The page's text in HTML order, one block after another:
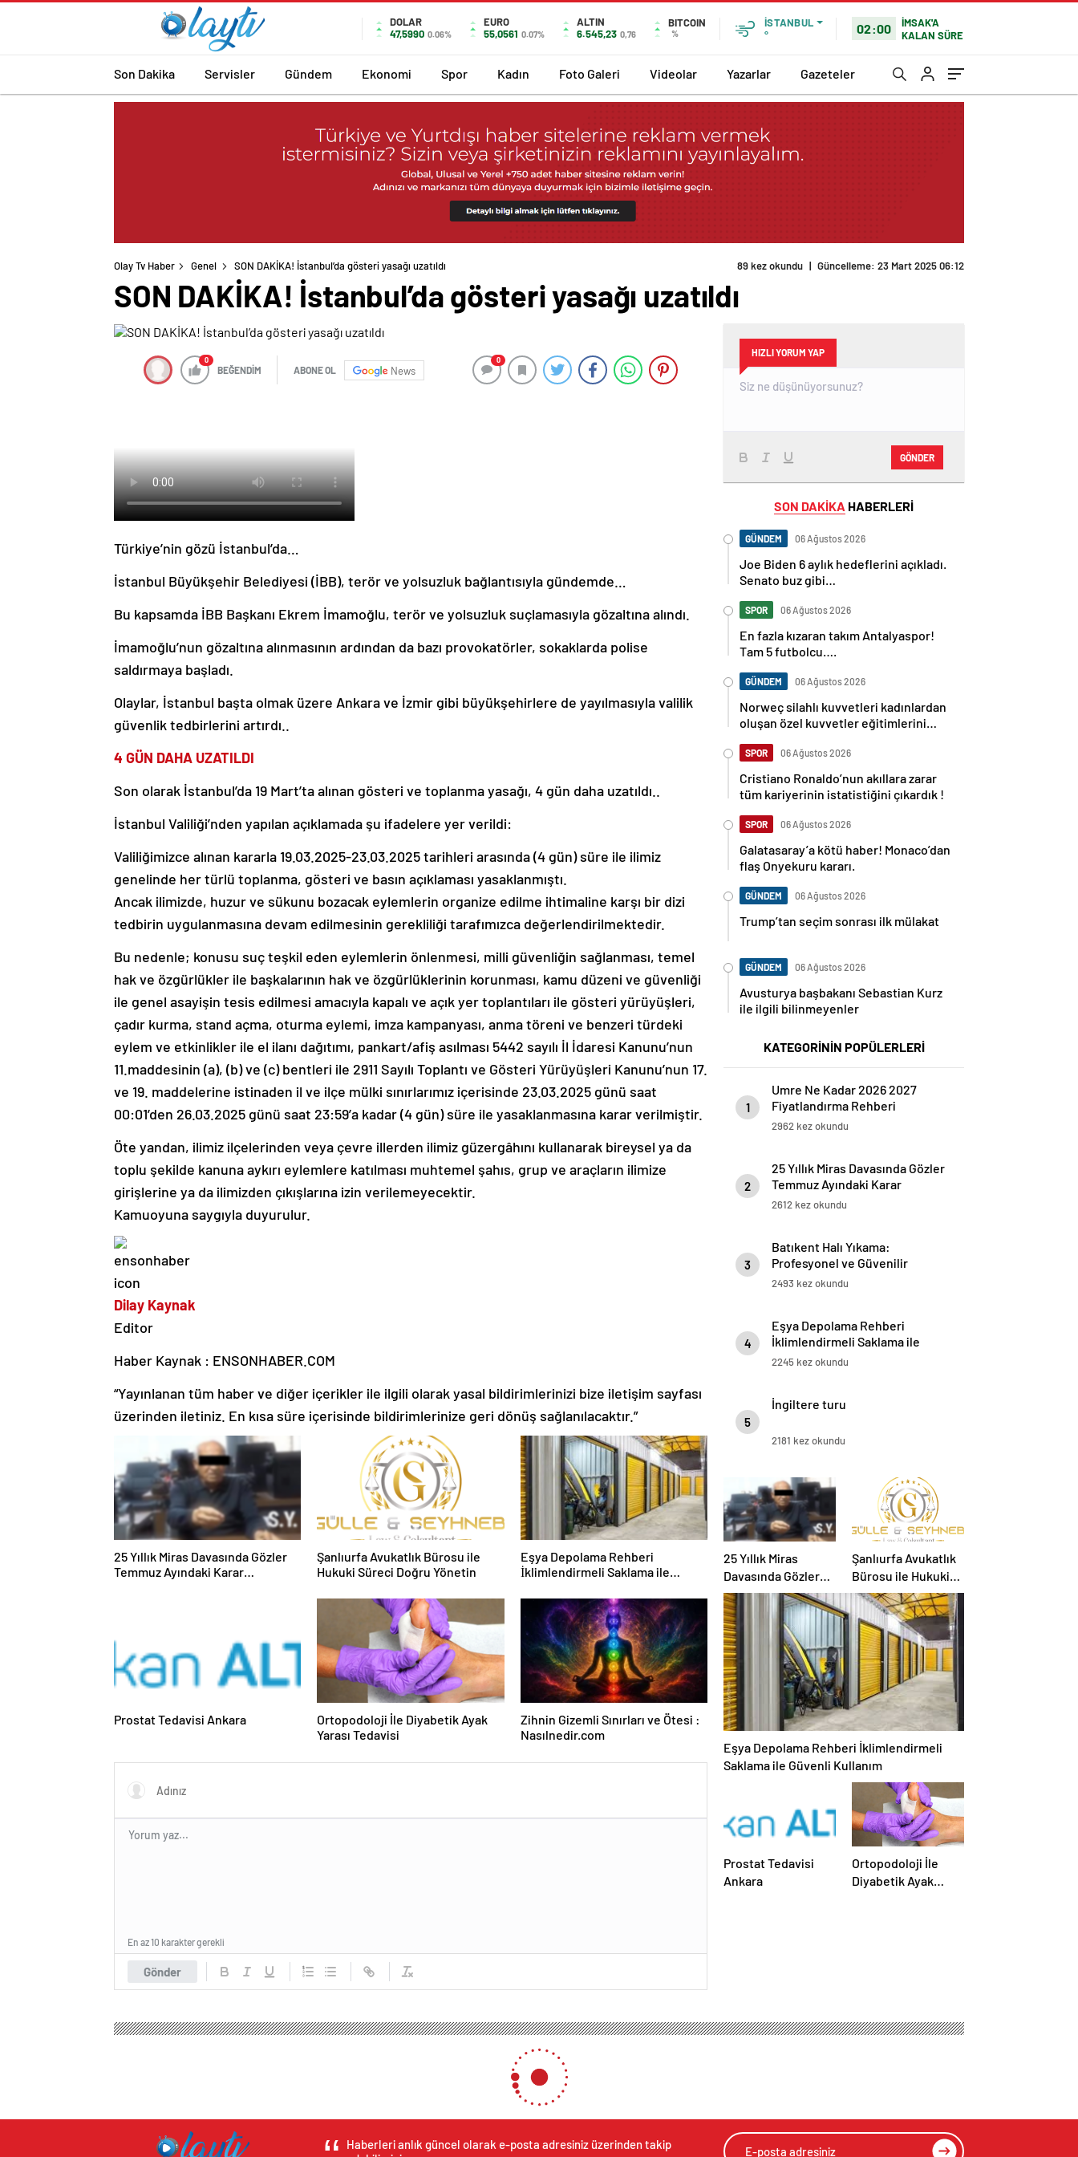
DOLAR
47,5990 0.06%
EURO
55,0561 0.07%
ALTIN
6.545,23 0,76
BITCOIN
%
İSTANBUL
°
02:00
İMSAK'A
KALAN SÜRE
Son Dakika Servisler Gündem Ekonomi Spor Kadın Foto Galeri Videolar Yazarlar Gazeteler
Olay Tv Haber Genel SON DAKİKA! İstanbul’da gösteri yasağı uzatıldı 89 kez okundu | Güncelleme: 23 Mart 2025 06:12
SON DAKİKA! İstanbul’da gösteri yasağı uzatıldı
0
BEĞENDİM ABONE OL News
0
Türkiye’nin gözü İstanbul’da…
İstanbul Büyükşehir Belediyesi (İBB), terör ve yolsuzluk bağlantısıyla gündemde…
Bu kapsamda İBB Başkanı Ekrem İmamoğlu, terör ve yolsuzluk suçlamasıyla gözaltına alındı.
İmamoğlu’nun gözaltına alınmasının ardından da bazı provokatörler, sokaklarda polise
saldırmaya başladı.
Olaylar, İstanbul başta olmak üzere Ankara ve İzmir gibi büyükşehirlere de yayılmasıyla valilik
güvenlik tedbirlerini artırdı..
4 GÜN DAHA UZATILDI
Son olarak İstanbul’da 19 Mart’ta alınan gösteri ve toplanma yasağı, 4 gün daha uzatıldı..
İstanbul Valiliği’nden yapılan açıklamada şu ifadelere yer verildi:
Valiliğimizce alınan kararla 19.03.2025-23.03.2025 tarihleri arasında (4 gün) süre ile ilimiz
genelinde her türlü toplanma, gösteri ve basın açıklaması yasaklanmıştı.
Ancak ilimizde, huzur ve sükunu bozacak eylemlerin organize edilme ihtimaline karşı bir dizi
tedbirin uygulanmasına devam edilmesinin gerekliliği tarafımızca değerlendirilmektedir.
Bu nedenle; konusu suç teşkil eden eylemlerin önlenmesi, milli güvenliğin sağlanması, temel
hak ve özgürlükler ile başkalarının hak ve özgürlüklerinin korunması, kamu düzeni ve güvenliği
ile genel asayişin tesis edilmesi amacıyla kapalı ve açık yer toplantıları ile gösteri yürüyüşleri,
çadır kurma, stand açma, oturma eylemi, imza kampanyası, anma töreni ve benzeri türdeki
eylem ve etkinlikler ile el ilanı dağıtımı, pankart/afiş asılması 5442 sayılı İl İdaresi Kanunu’nun
11.maddesinin (a), (b) ve (c) bentleri ile 2911 Sayılı Toplantı ve Gösteri Yürüyüşleri Kanunu’nun 17.
ve 19. maddelerine istinaden il ve ilçe mülki sınırlarımız içerisinde 23.03.2025 günü saat
00:01’den 26.03.2025 günü saat 23:59’a kadar (4 gün) süre ile yasaklanmasına karar verilmiştir.
Öte yandan, ilimiz ilçelerinden veya çevre illerden ilimiz güzergâhını kullanarak bireysel ya da
toplu şekilde kanuna aykırı eylemlere katılması muhtemel şahıs, grup ve araçların ilimize
girişlerine ya da ilimizden çıkışlarına izin verilemeyecektir.
Kamuoyuna saygıyla duyurulur.
Dilay Kaynak
Editor
Haber Kaynak : ENSONHABER.COM
“Yayınlanan tüm haber ve diğer içerikler ile ilgili olarak yasal bildirimlerinizi bize iletişim sayfası
üzerinden iletiniz. En kısa süre içerisinde bildirimlerinize geri dönüş sağlanılacaktır.”
25 Yıllık Miras Davasında Gözler
Temmuz Ayındaki Karar
Şanlıurfa Avukatlık Bürosu ile
Hukuki Süreci Doğru Yönetin
Eşya Depolama Rehberi
İklimlendirmeli Saklama ile
Prostat Tedavisi Ankara
Ortopodoloji İle Diyabetik Ayak
Yarası Tedavisi
Zihnin Gizemli Sınırları ve Ötesi :
Nasılnedir.com
Gönder
En az 10 karakter gerekli
HIZLI YORUM YAP
GÖNDER
SON DAKİKA HABERLERİ
GÜNDEM 06 Ağustos 2026
Joe Biden 6 aylık hedeflerini açıkladı.
Senato buz gibi…
SPOR 06 Ağustos 2026
En fazla kızaran takım Antalyaspor!
Tam 5 futbolcu….
GÜNDEM 06 Ağustos 2026
Norweç silahlı kuvvetleri kadınlardan
oluşan özel kuvvetler eğitimlerini
SPOR 06 Ağustos 2026
Cristiano Ronaldo’nun akıllara zarar
tüm kariyerinin istatistiğini çıkardık !
SPOR 06 Ağustos 2026
Galatasaray’a kötü haber! Monaco’dan
flaş Onyekuru kararı.
GÜNDEM 06 Ağustos 2026
Trump’tan seçim sonrası ilk mülakat
GÜNDEM 06 Ağustos 2026
Avusturya başbakanı Sebastian Kurz
ile ilgili bilinmeyenler
KATEGORİNİN POPÜLERLERİ
1
Umre Ne Kadar 2026 2027
Fiyatlandırma Rehberi
2962 kez okundu
2
25 Yıllık Miras Davasında Gözler
Temmuz Ayındaki Karar
Duruşmasına Çevrildi
2612 kez okundu
3
Batıkent Halı Yıkama:
Profesyonel ve Güvenilir
Hizmetler
2493 kez okundu
4
Eşya Depolama Rehberi
İklimlendirmeli Saklama ile
Güvenli Kullanım
2245 kez okundu
5
İngiltere turu
2181 kez okundu
25 Yıllık Miras
Davasında Gözler
Temmuz Ayındaki
Karar Duruşmasına
Çevrildi
Şanlıurfa Avukatlık
Bürosu ile Hukuki
Süreci Doğru
Yönetin
Eşya Depolama Rehberi İklimlendirmeli
Saklama ile Güvenli Kullanım
Prostat Tedavisi
Ankara
Ortopodoloji İle
Diyabetik Ayak
Haberleri anlık güncel olarak e-posta adresiniz üzerinden takip